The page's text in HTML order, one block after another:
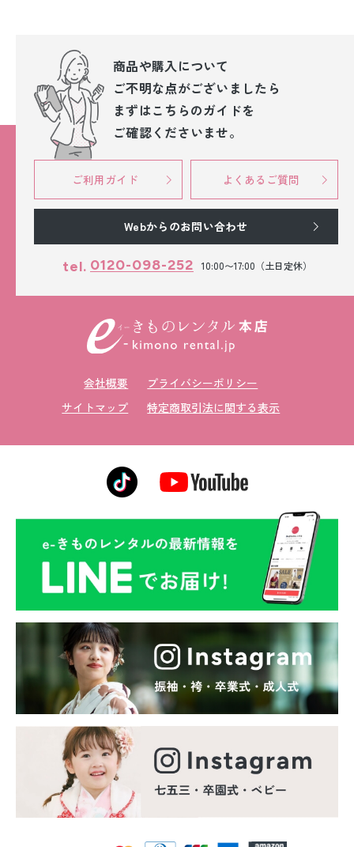
商品や購入について
ご不明な点がございましたら
まずはこちらのガイドを
ご確認くださいませ。
ご利用ガイド よくあるご質問
Webからのお問い合わせ
tel. 0120-098-252 10:00〜17:00（土日定休）
会社概要
プライバシーポリシー
サイトマップ
特定商取引法に関する表示